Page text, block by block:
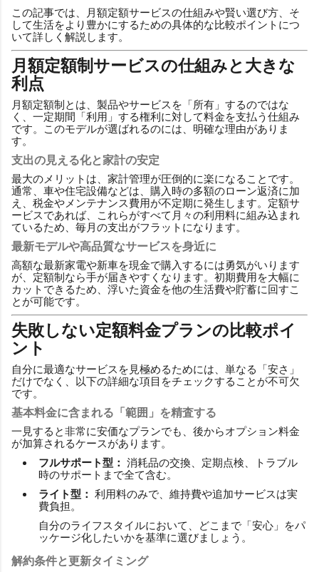
この記事では、月額定額サービスの仕組みや賢い選び方、そ
して生活をより豊かにするための具体的な比較ポイントにつ
いて詳しく解説します。
月額定額制サービスの仕組みと大きな
利点
月額定額制とは、製品やサービスを「所有」するのではな
く、一定期間「利用」する権利に対して料金を支払う仕組み
です。このモデルが選ばれるのには、明確な理由がありま
す。
支出の見える化と家計の安定
最大のメリットは、家計管理が圧倒的に楽になることです。
通常、車や住宅設備などは、購入時の多額のローン返済に加
え、税金やメンテナンス費用が不定期に発生します。定額サ
ービスであれば、これらがすべて月々の利用料に組み込まれ
ているため、毎月の支出がフラットになります。
最新モデルや高品質なサービスを身近に
高額な最新家電や新車を現金で購入するには勇気がいります
が、定額制なら手が届きやすくなります。初期費用を大幅に
カットできるため、浮いた資金を他の生活費や貯蓄に回すこ
とが可能です。
失敗しない定額料金プランの比較ポイ
ント
自分に最適なサービスを見極めるためには、単なる「安さ」
だけでなく、以下の詳細な項目をチェックすることが不可欠
です。
基本料金に含まれる「範囲」を精査する
一見すると非常に安価なプランでも、後からオプション料金
が加算されるケースがあります。
フルサポート型： 消耗品の交換、定期点検、トラブル
時のサポートまで全て含む。
ライト型： 利用料のみで、維持費や追加サービスは実
費負担。
自分のライフスタイルにおいて、どこまで「安心」をパ
ッケージ化したいかを基準に選びましょう。
解約条件と更新タイミング